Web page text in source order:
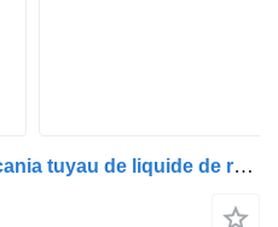
Flexible de climatisation Scania tuyau de liquide de refroidissement 2494400 pour tracteur routier Scania R410